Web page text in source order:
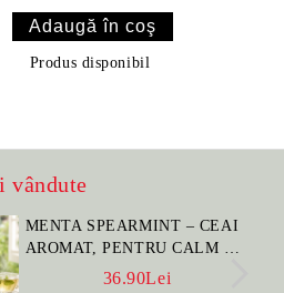
Produs disponibil
vândute
MENTA SPEARMINT – CEAI
AROMAT, PENTRU CALM ȘI
BENEFIC PENTRU
36.90Lei